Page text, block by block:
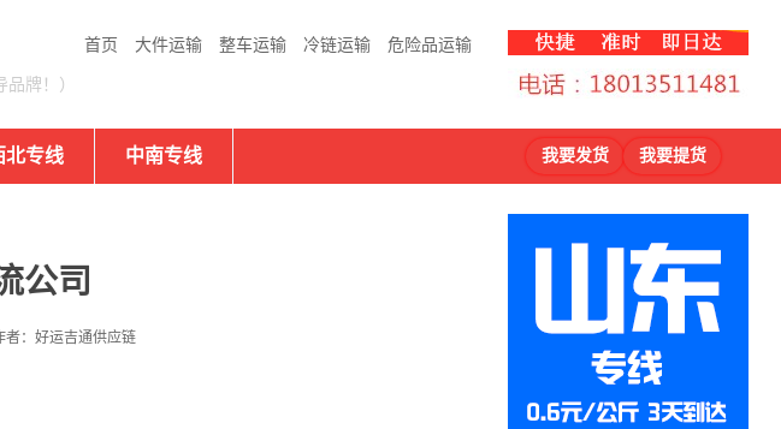
首页 大件运输 整车运输 冷链运输 危险品运输
牌！）
北专线 中南专线 我要发货 我要提货
公司
者：好运吉通供应链